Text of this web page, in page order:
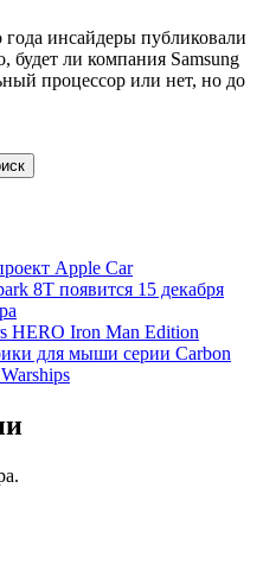
инсайдеры публиковали
будет ли компания Samsung
процессор или нет, но до
Apple Car
8T появится 15 декабря
HERO Iron Man Edition
для мыши серии Carbon